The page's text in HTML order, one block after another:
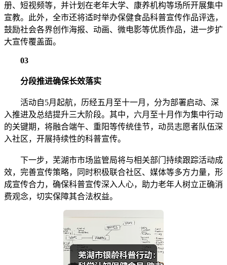
册、短视频等，并计划在老年大学、康养机构等场所开展集中
宣教。此外，全市还将适时举办保健食品科普宣传作品评选，
鼓励社会各界创作海报、动画、微电影等优质作品，进一步扩
大宣传覆盖面。
03
分段推进确保长效落实
活动自5月起航，历经五月至十一月，分为部署启动、深
入推进及总结提升三大阶段。其中，六月至十月作为集中行动
的关键期，将融合端午、重阳等传统佳节，动员志愿者队伍深
入社区，开展持续性的科普宣传。
下一步，芜湖市市场监管局将与相关部门持续跟踪活动成
效，完善宣传策略，同时积极联合社区、媒体等多方力量，形
成宣传合力，确保科普宣传深入人心，助力老年人树立正确消
费观念，切实保障其合法权益。